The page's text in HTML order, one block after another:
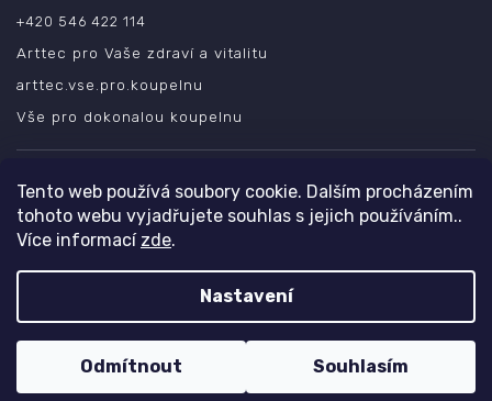
Tento web používá soubory cookie. Dalším procházením
tohoto webu vyjadřujete souhlas s jejich používáním..
Více informací zde.
Nastavení
Odmítnout Souhlasím
+420 546 422 114
Arttec pro Vaše zdraví a vitalitu
arttec.vse.pro.koupelnu
Vše pro dokonalou koupelnu
SLEDUJTE NÁS
Copyright 2026ARTTEC s.r.o.. Všechna práva vyhrazena.